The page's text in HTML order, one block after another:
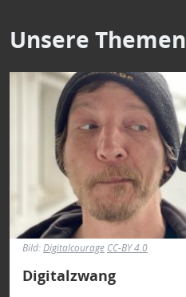
Unsere Themen
Bild
Bild:Digitalcourage CC-BY 4.0
Digitalzwang